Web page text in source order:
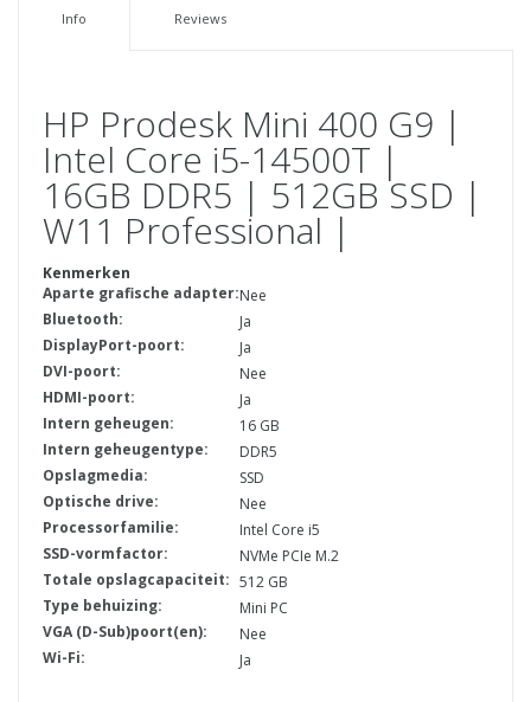
Info Reviews
HP Prodesk Mini 400 G9 |
Intel Core i5-14500T |
16GB DDR5 | 512GB SSD |
W11 Professional |
Kenmerken
Aparte grafische adapter:Nee
Bluetooth:
Ja
DisplayPort-poort:
Ja
DVI-poort:
Nee
HDMI-poort:
Ja
Intern geheugen:
16 GB
Intern geheugentype:
DDR5
Opslagmedia:
SSD
Optische drive:
Nee
Processorfamilie:
Intel Core i5
SSD-vormfactor:
NVMe PCIe M.2
Totale opslagcapaciteit: 512 GB
Type behuizing:
Mini PC
VGA (D-Sub)poort(en):
Nee
Wi-Fi:
Ja